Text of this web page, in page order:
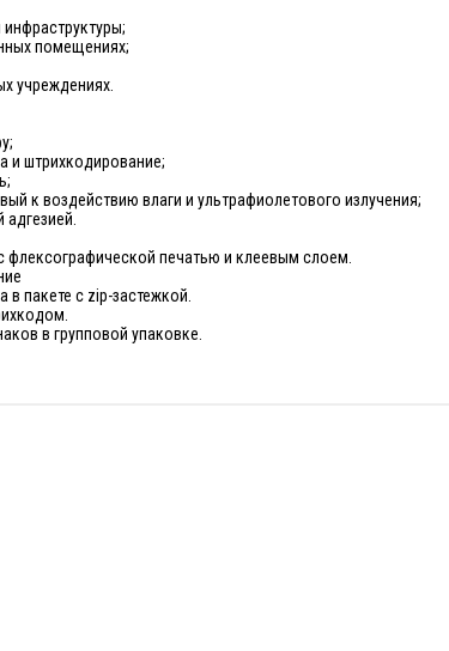
инфраструктуры;
помещениях;
учреждениях.
и штрихкодирование;
к воздействию влаги и ультрафиолетового излучения;
флексографической печатью и клеевым слоем.
в пакете с zip-застежкой.
в групповой упаковке.